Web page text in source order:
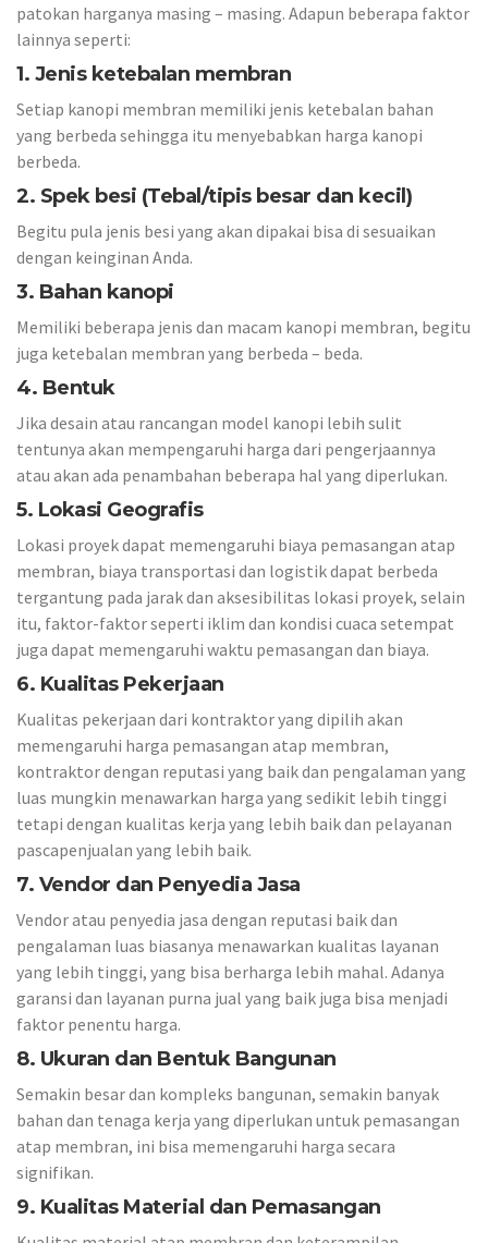
patokan harganya masing – masing. Adapun beberapa faktor
lainnya seperti:
1. Jenis ketebalan membran
Setiap kanopi membran memiliki jenis ketebalan bahan
yang berbeda sehingga itu menyebabkan harga kanopi
berbeda.
2. Spek besi (Tebal/tipis besar dan kecil)
Begitu pula jenis besi yang akan dipakai bisa di sesuaikan
dengan keinginan Anda.
3. Bahan kanopi
Memiliki beberapa jenis dan macam kanopi membran, begitu
juga ketebalan membran yang berbeda – beda.
4. Bentuk
Jika desain atau rancangan model kanopi lebih sulit
tentunya akan mempengaruhi harga dari pengerjaannya
atau akan ada penambahan beberapa hal yang diperlukan.
5. Lokasi Geografis
Lokasi proyek dapat memengaruhi biaya pemasangan atap
membran, biaya transportasi dan logistik dapat berbeda
tergantung pada jarak dan aksesibilitas lokasi proyek, selain
itu, faktor-faktor seperti iklim dan kondisi cuaca setempat
juga dapat memengaruhi waktu pemasangan dan biaya.
6. Kualitas Pekerjaan
Kualitas pekerjaan dari kontraktor yang dipilih akan
memengaruhi harga pemasangan atap membran,
kontraktor dengan reputasi yang baik dan pengalaman yang
luas mungkin menawarkan harga yang sedikit lebih tinggi
tetapi dengan kualitas kerja yang lebih baik dan pelayanan
pascapenjualan yang lebih baik.
7. Vendor dan Penyedia Jasa
Vendor atau penyedia jasa dengan reputasi baik dan
pengalaman luas biasanya menawarkan kualitas layanan
yang lebih tinggi, yang bisa berharga lebih mahal. Adanya
garansi dan layanan purna jual yang baik juga bisa menjadi
faktor penentu harga.
8. Ukuran dan Bentuk Bangunan
Semakin besar dan kompleks bangunan, semakin banyak
bahan dan tenaga kerja yang diperlukan untuk pemasangan
atap membran, ini bisa memengaruhi harga secara
signifikan.
9. Kualitas Material dan Pemasangan